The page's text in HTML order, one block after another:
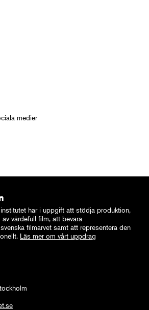
medier
har i uppgift att stödja produktion,
värdefull film, att bevara
filmarvet samt att representera den
Läs mer om vårt uppdrag